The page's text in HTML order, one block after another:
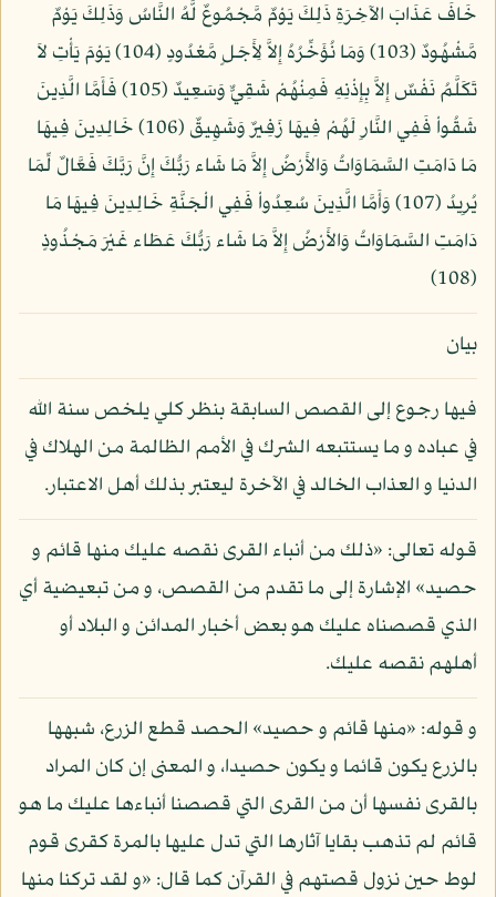
خَافَ عَذَابَ الآخِرَةِ ذَلِكَ يَوْمٌ مَّجْمُوعٌ لَّهُ النَّاسُ وَذَلِكَ يَوْمٌ
مَّشْهُودٌ (103) وَمَا نُؤَخِّرُهُ إِلاَّ لِأَجَلٍ مَّعْدُودٍ (104) يَوْمَ يَأْتِ لاَ
تَكَلَّمُ نَفْسٌ إِلاَّ بِإِذْنِهِ فَمِنْهُمْ شَقِيٌّ وَسَعِيدٌ (105) فَأَمَّا الَّذِينَ
شَقُواْ فَفِي النَّارِ لَهُمْ فِيهَا زَفِيرٌ وَشَهِيقٌ (106) خَالِدِينَ فِيهَا
مَا دَامَتِ السَّمَاوَاتُ وَالأَرْضُ إِلاَّ مَا شَاء رَبُّكَ إِنَّ رَبَّكَ فَعَّالٌ لِّمَا
يُرِيدُ (107) وَأَمَّا الَّذِينَ سُعِدُواْ فَفِي الْجَنَّةِ خَالِدِينَ فِيهَا مَا
دَامَتِ السَّمَاوَاتُ وَالأَرْضُ إِلاَّ مَا شَاء رَبُّكَ عَطَاء غَيْرَ مَجْذُوذٍ
(108)
بيان
فيها رجوع إلى القصص السابقة بنظر كلي يلخص سنة الله
في عباده و ما يستتبعه الشرك في الأمم الظالمة من الهلاك في
الدنيا و العذاب الخالد في الآخرة ليعتبر بذلك أهل الاعتبار.
قوله تعالى: «ذلك من أنباء القرى نقصه عليك منها قائم و
حصيد» الإشارة إلى ما تقدم من القصص، و من تبعيضية أي
الذي قصصناه عليك هو بعض أخبار المدائن و البلاد أو
أهلهم نقصه عليك.
و قوله: «منها قائم و حصيد» الحصد قطع الزرع، شبهها
بالزرع يكون قائما و يكون حصيدا، و المعنى إن كان المراد
بالقرى نفسها أن من القرى التي قصصنا أنباءها عليك ما هو
قائم لم تذهب بقايا آثارها التي تدل عليها بالمرة كقرى قوم
لوط حين نزول قصتهم في القرآن كما قال: «و لقد تركنا منها